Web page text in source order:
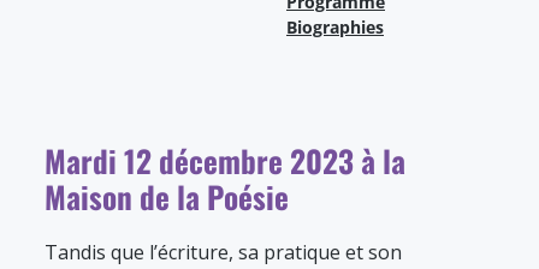
Biographies
Mardi 12 décembre 2023 à la
Maison de la Poésie
Tandis que l’écriture, sa pratique et son